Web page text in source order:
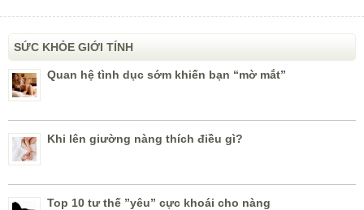
SỨC KHỎE GIỚI TÍNH
Quan hệ tình dục sớm khiến bạn “mờ mắt”
Khi lên giường nàng thích điều gì?
Top 10 tư thế ”yêu” cực khoái cho nàng